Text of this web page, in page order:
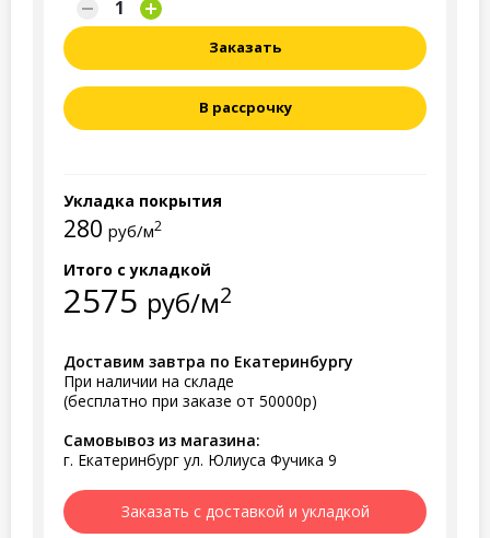
Заказать
В рассрочку
Укладка покрытия
280 руб/м2
Итого с укладкой
2575 руб/м2
Доставим завтра по Екатеринбургу
При наличии на складе
(бесплатно при заказе от 50000р)
Самовывоз из магазина:
г. Екатеринбург ул. Юлиуса Фучика 9
Заказать с доставкой и укладкой